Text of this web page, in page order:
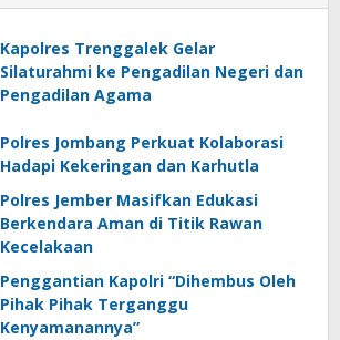
Kapolres Trenggalek Gelar
Silaturahmi ke Pengadilan Negeri dan
Pengadilan Agama
Polres Jombang Perkuat Kolaborasi
Hadapi Kekeringan dan Karhutla
Polres Jember Masifkan Edukasi
Berkendara Aman di Titik Rawan
Kecelakaan
Penggantian Kapolri “Dihembus Oleh
Pihak Pihak Terganggu
Kenyamanannya”